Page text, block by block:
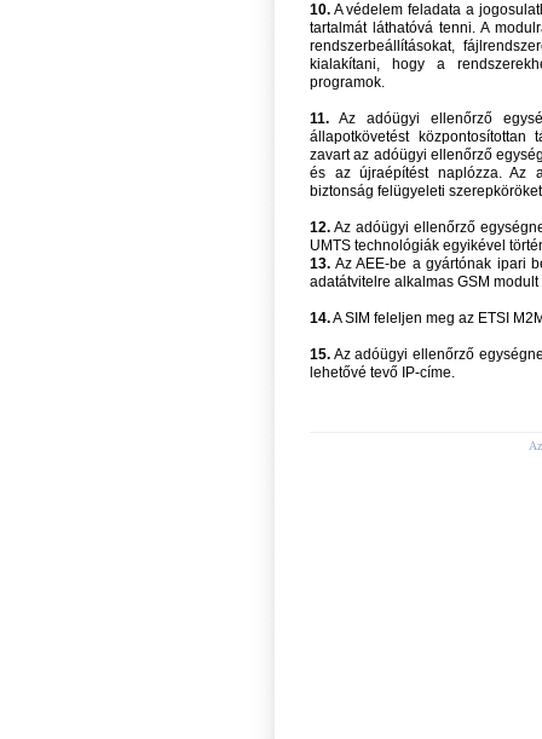
10. A védelem feladata a
tartalmát láthatóvá tenni. A
rendszerbeállításokat,
kialakítani, hogy a
programok.
11. Az adóügyi ellenőrző
állapotkövetést központosítottan
zavart az adóügyi ellenőrző
és az újraépítést naplózza. Az
biztonság felügyeleti
12. Az adóügyi ellenőrző
UMTS technológiák egyikével
13. Az AEE-be a gyártónak ipari
adatátvitelre alkalmas GSM
14.A SIM feleljen meg az ETSI
15. Az adóügyi ellenőrző
lehetővé tevő IP-címe.